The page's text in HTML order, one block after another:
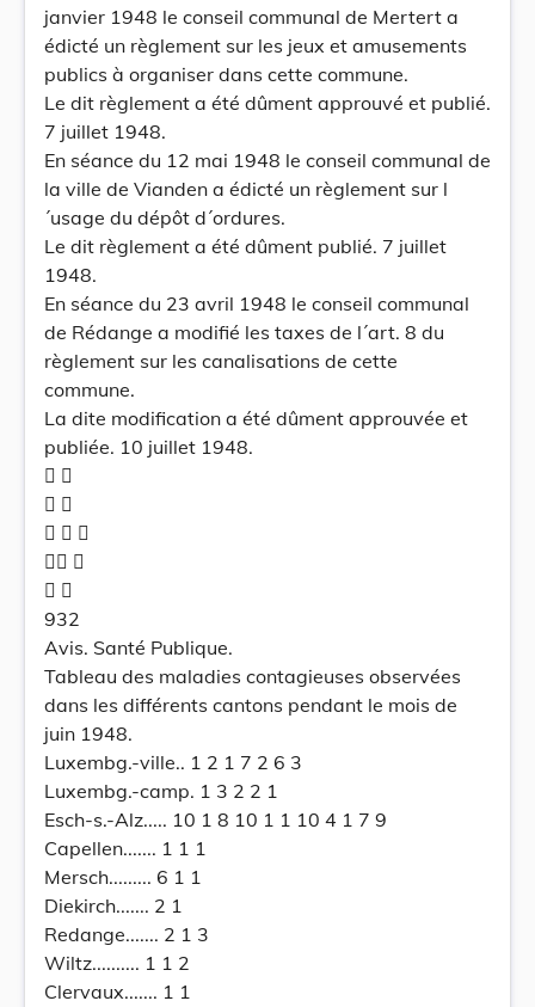
janvier 1948 le conseil communal de Mertert a
édicté un règlement sur les jeux et amusements
publics à organiser dans cette commune.
Le dit règlement a été dûment approuvé et publié.
7 juillet 1948.
En séance du 12 mai 1948 le conseil communal de
la ville de Vianden a édicté un règlement sur l
´usage du dépôt d´ordures.
Le dit règlement a été dûment publié. 7 juillet
1948.
En séance du 23 avril 1948 le conseil communal
de Rédange a modifié les taxes de l´art. 8 du
règlement sur les canalisations de cette
commune.
La dite modification a été dûment approuvée et
publiée. 10 juillet 1948.
 
 
  
 
 
932
Avis. Santé Publique.
Tableau des maladies contagieuses observées
dans les différents cantons pendant le mois de
juin 1948.
Luxembg.-ville.. 1 2 1 7 2 6 3
Luxembg.-camp. 1 3 2 2 1
Esch-s.-Alz..... 10 1 8 10 1 1 10 4 1 7 9
Capellen....... 1 1 1
Mersch......... 6 1 1
Diekirch....... 2 1
Redange....... 2 1 3
Wiltz.......... 1 1 2
Clervaux....... 1 1